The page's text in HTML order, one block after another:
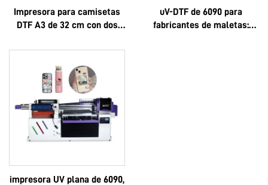
Impresora para camisetas
DTF A3 de 32 cm con dos
cabezales i1600A1
uV-DTF de 6090 para
fabricantes de maletas:
impresora UV plana de 6090,